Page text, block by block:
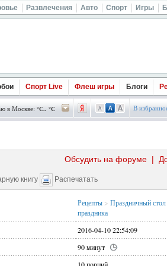
Развлечения Авто Спорт Игры
Спорт Live Флеш игры Блоги
в Москве: °C.. °C В
|
Обсудить на форуме
книгу Распечатать
Рецепты > Праздничный стол
праздника
2016-04-10 22:54:09
90 минут